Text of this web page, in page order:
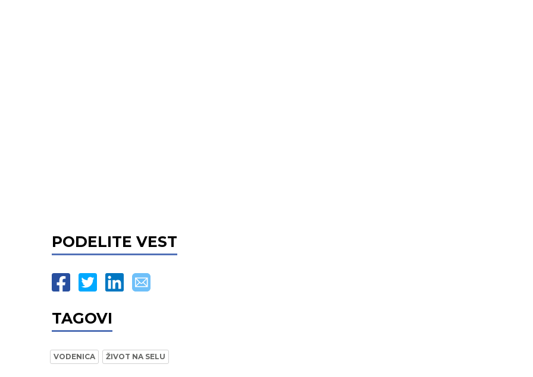
PODELITE VEST
TAGOVI
VODENICA ŽIVOT NA SELU